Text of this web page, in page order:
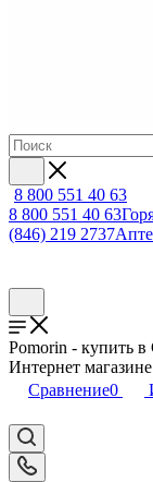
8 800 551 40 63
8 800 551 40 63
(846) 219 2737
Pomorin - купить
Интернет
Сравнение0